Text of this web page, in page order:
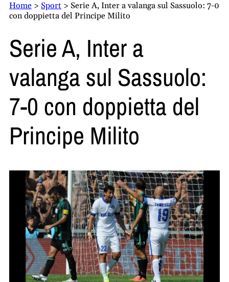
Home > Sport > Serie A, Inter a valanga sul Sassuolo: 7-0
con doppietta del Principe Milito
Serie A, Inter a
valanga sul Sassuolo:
7-0 con doppietta del
Principe Milito